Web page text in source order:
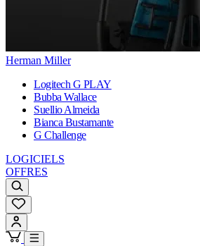
Herman Miller
Logitech G PLAY
Bubba Wallace
Suellio Almeida
Bianca Bustamante
G Challenge
LOGICIELS
OFFRES